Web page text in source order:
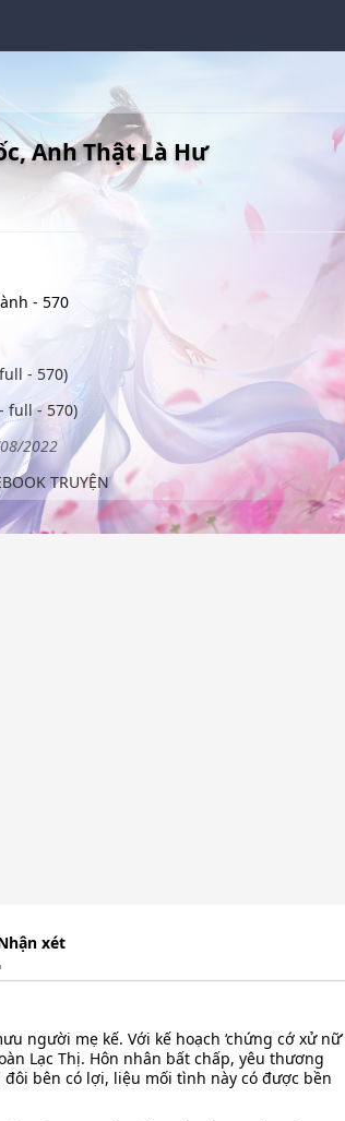
Anh Thật Là Hư
- 570
- 570)
full - 570)
2022
TRUYỆN
xét
người mẹ kế. Với kế hoạch ‘chứng cớ xử nữ’
Lạc Thị. Hôn nhân bất chấp, yêu thương
bên có lợi, liệu mối tình này có được bền